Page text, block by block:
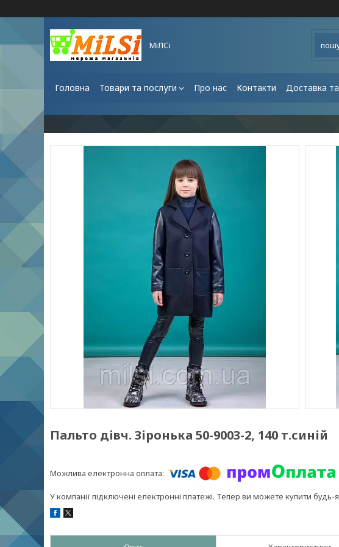
МіЛСі
Головна Товари та послуги Про нас Контакти Доставка
Пальто дівч. Зіронька 50-9003-2, 140 т.синій
У компанії підключені електронні платежі. Тепер ви можете купити